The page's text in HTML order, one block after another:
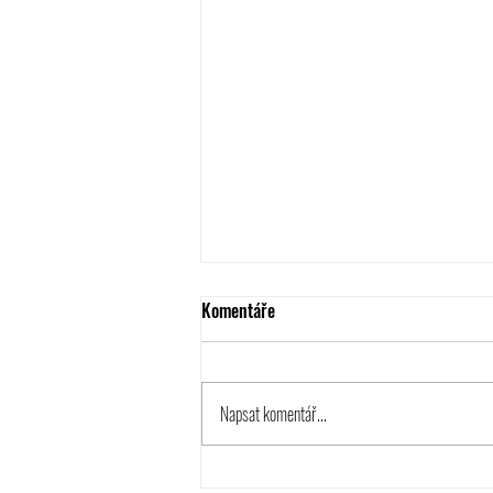
Komentáře
Napsat komentář...